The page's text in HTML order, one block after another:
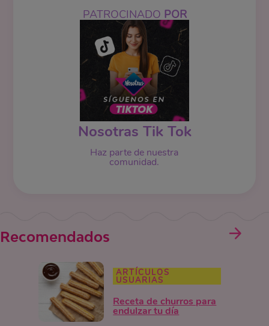
PATROCINADO POR
Nosotras Tik Tok
Haz parte de nuestra
comunidad.
Recomendados
ARTÍCULOS
USUARIAS
Receta de churros para
endulzar tu día